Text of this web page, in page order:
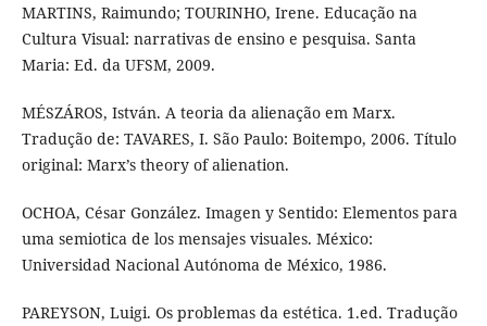
MARTINS, Raimundo; TOURINHO, Irene. Educação na
Cultura Visual: narrativas de ensino e pesquisa. Santa
Maria: Ed. da UFSM, 2009.
MÉSZÁROS, István. A teoria da alienação em Marx.
Tradução de: TAVARES, I. São Paulo: Boitempo, 2006. Título
original: Marx’s theory of alienation.
OCHOA, César González. Imagen y Sentido: Elementos para
uma semiotica de los mensajes visuales. México:
Universidad Nacional Autónoma de México, 1986.
PAREYSON, Luigi. Os problemas da estética. 1.ed. Tradução